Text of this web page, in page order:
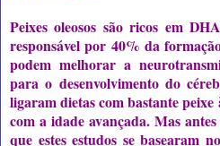
Peixes oleosos são ricos em
responsável por 40% da
podem melhorar a
para o desenvolvimento do
ligaram dietas com bastante
com a idade avançada. Mas
que estes estudos se basearam